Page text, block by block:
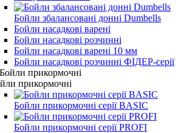
Бойли збалансовані донні Dumbells
Бойли насадкові варені
Бойли насадкові розчинні
Бойли насадкові варені 10 мм
Бойли насадкові розчинні ФІДЕР-серії
прикормочні
Бойли прикормочні серії BASIC
Бойли прикормочні серії PROFI